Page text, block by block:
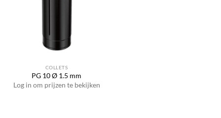
COLLETS
PG 10 Ø 1.5 mm
Log in om prijzen te bekijken